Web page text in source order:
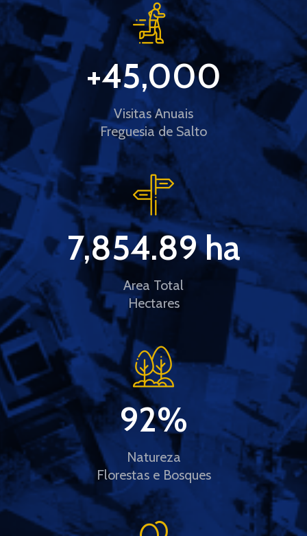
Visitas Anuais
Freguesia de Salto
+45,000
Area Total
Hectares
7,854.89 ha
Natureza
Florestas e Bosques
92%